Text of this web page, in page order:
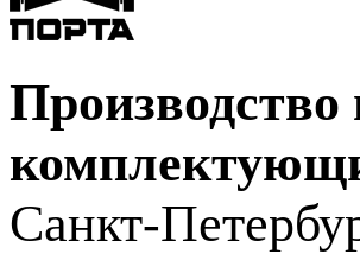
Производство
Санкт-